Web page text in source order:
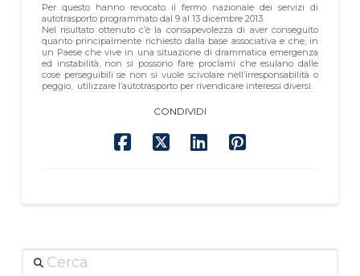
Per questo hanno revocato il fermo nazionale dei servizi di
autotrasporto programmato dal 9 al 13 dicembre 2013.
Nel risultato ottenuto c’è la consapevolezza di aver conseguito
quanto principalmente richiesto dalla base associativa e che, in
un Paese che vive in una situazione di drammatica emergenza
ed instabilità, non si possono fare proclami che esulano dalle
cose perseguibili se non si vuole scivolare nell’irresponsabilità o
peggio, utilizzare l’autotrasporto per rivendicare interessi diversi.
CONDIVIDI
Cerca